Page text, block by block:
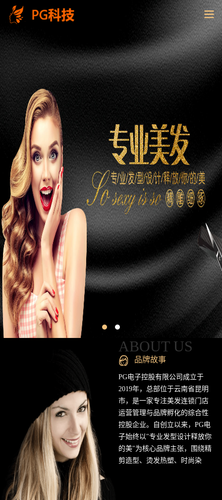
PG
电
子
控
股
有
限
公
司-
云
南
昆
明
专
业
美
发
连
方
网
站
ABOUT US
品牌故事
PG电子控股有限公司成立于
2019年，总部位于云南省昆明
市，是一家专注美发连锁门店
运营管理与品牌孵化的综合性
控股企业。自创立以来，PG电
子始终以"专业发型设计释放你
的美"为核心品牌主张，围绕精
剪造型、烫发热塑、时尚染